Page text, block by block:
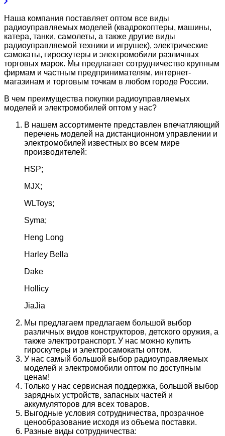
Наша компания поставляет оптом все виды
радиоуправляемых моделей (квадрокоптеры, машины,
катера, танки, самолеты, а также другие виды
радиоуправляемой техники и игрушек), электрические
самокаты, гироскутеры и электромобили различных
торговых марок. Мы предлагает сотрудничество крупным
фирмам и частным предпринимателям, интернет-
магазинам и торговым точкам в любом городе России.
В чем преимущества покупки радиоуправляемых
моделей и электромобилей оптом у нас?
В нашем ассортименте представлен впечатляющий
перечень моделей на дистанционном управлении и
электромобилей известных во всем мире
производителей:
HSP;
MJX;
WLToys;
Syma;
Heng Long
Harley Bella
Dake
Hollicy
JiaJia
Мы предлагаем предлагаем большой выбор
различных видов конструкторов, детского оружия, а
также электротранспорт. У нас можно купить
гироскутеры и электросамокаты оптом.
У нас самый большой выбор радиоуправляемых
моделей и электромобили оптом по доступным
ценам!
Только у нас сервисная поддержка, большой выбор
зарядных устройств, запасных частей и
аккумуляторов для всех товаров.
Выгодные условия сотрудничества, прозрачное
ценообразование исходя из объема поставки.
Разные виды сотрудничества: